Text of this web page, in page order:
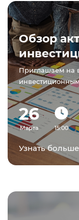
Обзор
Приглашаем на
26
Марта 15:00
Узнать больше